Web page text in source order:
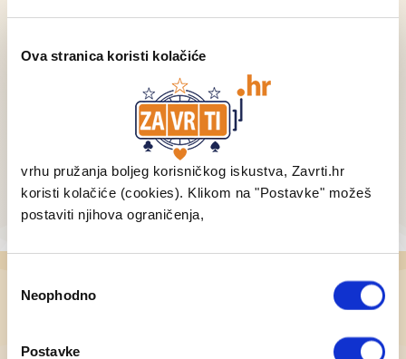
Ova stranica koristi kolačiće
vrhu pružanja boljeg korisničkog iskustva, Zavrti.hr
koristi kolačiće (cookies). Klikom na "Postavke" možeš
postaviti njihova ograničenja,
Selection
Neophodno
Postavke
VOLATILNOST
BESPLATNE VRTNJE
PROGRESIVNI JACKPOT
PREPORUKA – 5/5
Rich Wilde je glavni lik ove igre i možete
lovu na skrivena bogatstva drevnog